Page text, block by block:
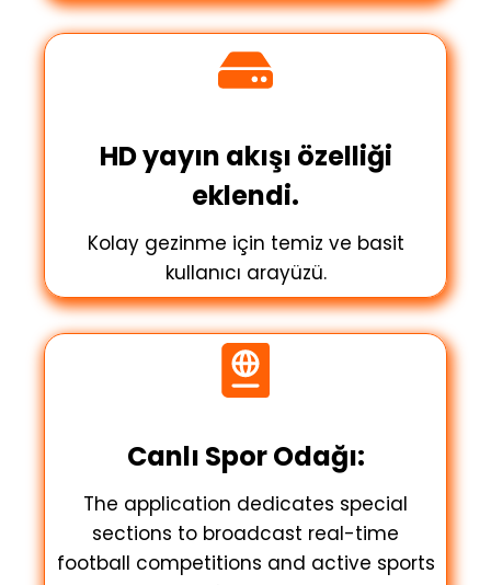
HD yayın akışı özelliği
eklendi.
Kolay gezinme için temiz ve basit
kullanıcı arayüzü.
Canlı Spor Odağı:
The application dedicates special
sections to broadcast real-time
football competitions and active sports